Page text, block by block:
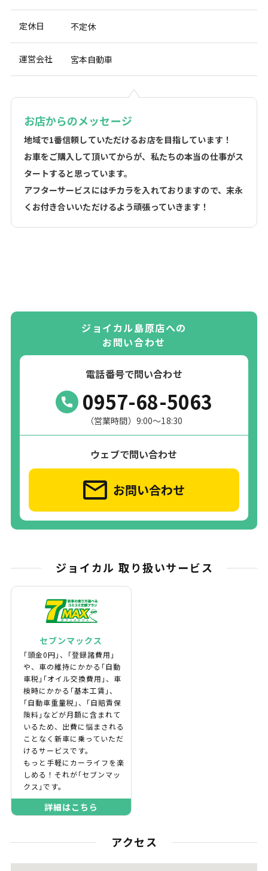
定休日 不定休
運営会社 宮本自動車
お店からのメッセージ
地域で1番信頼していただけるお店を目指しています！
お車をご購入して頂いてからが、私たちの本当の仕事がス
タートすると思っています。
アフターサービスにはチカラを入れておりますので、末永
くお付き合いいただけるよう頑張っていきます！
ジョイカル島原店への
お問い合わせ
電話番号で問い合わせ
0957-68-5063
（営業時間）9:00～18:30
ウェブで問い合わせ
お問い合わせ
ジョイカル 取り扱いサービス
セブンマックス
｢頭金0円｣、｢登録諸費用｣
や、車の維持にかかる｢自動
車税｣｢オイル交換費用｣、車
検時にかかる｢基本工賃｣、
｢自動車重量税｣、｢自賠責保
険料｣などが月額に含まれて
いるため、出費に悩まされる
ことなく新車に乗っていただ
けるサービスです。
もっと手軽にカーライフを楽
しめる！それが｢セブンマッ
クス｣です。
詳細はこちら
アクセス